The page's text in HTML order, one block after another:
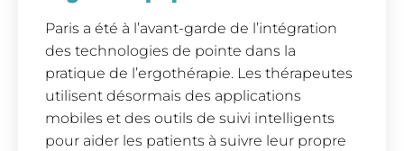
Paris a été à l’avant-garde de l’intégration
des technologies de pointe dans la
pratique de l’ergothérapie. Les thérapeutes
utilisent désormais des applications
mobiles et des outils de suivi intelligents
pour aider les patients à suivre leur propre